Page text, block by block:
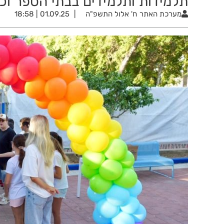
מערכת האתר ח' אלול התשפ"ה 01.09.25 | 18:58